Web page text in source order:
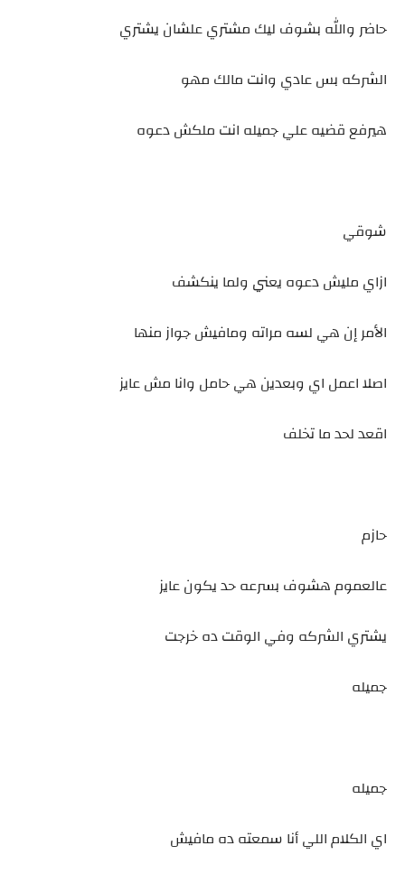
حاضر والله بشوف ليك مشتري علشان يشتري
الشركه بس عادي وانت مالك مهو
هيرفع قضيه علي جميله انت ملكش دعوه
شوقي
ازاي مليش دعوه يعني ولما ينكشف
الأمر إن هي لسه مراته ومافيش جواز منها
اصلا اعمل اي وبعدين هي حامل وانا مش عايز
اقعد لحد ما تخلف
حازم
عالعموم هشوف بسرعه حد يكون عايز
يشتري الشركه وفي الوقت ده خرجت
جميله
جميله
اي الكلام اللي أنا سمعته ده مافيش